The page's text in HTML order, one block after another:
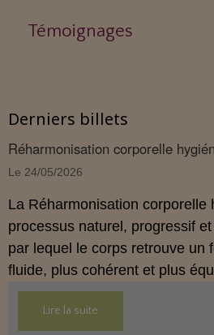
Témoignages
Derniers billets
Réharmonisation corporelle
Le 24/05/2026
La Réharmonisation corporelle
processus naturel, progressif
par lequel le corps retrouve un
fluide, plus cohérent et plus
hygiène de vie adaptée.
Lire la suite